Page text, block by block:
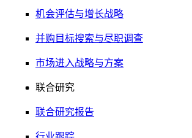
机会评估与增长战略
并购目标搜索与尽职调查
市场进入战略与方案
联合研究
联合研究报告